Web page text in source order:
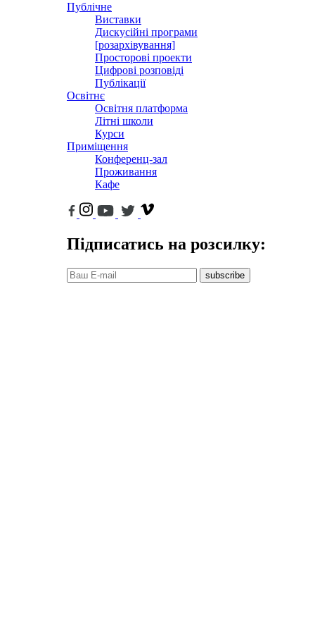
Публічне
Виставки
Дискусійні програми
[розархівування]
Просторові проекти
Цифрові розповіді
Публікації
Освітнє
Освітня платформа
Літні школи
Курси
Приміщення
Конференц-зал
Проживання
Кафе
Підписатись на розсилку:
subscribe